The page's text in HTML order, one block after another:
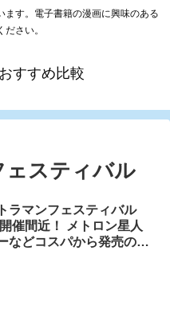
ます。電子書籍の漫画に興味のある
さい。
すすめ比較
ェスティバル
ラマンフェスティバル
催間近！ メトロン星人
などコスパから発売の先